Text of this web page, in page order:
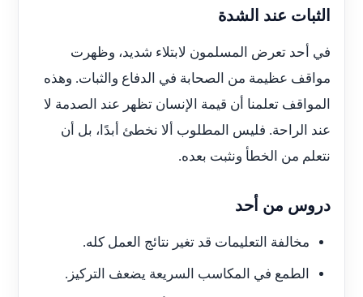
الثبات عند الشدة
في أحد تعرض المسلمون لابتلاء شديد، وظهرت
مواقف عظيمة من الصحابة في الدفاع والثبات. وهذه
المواقف تعلمنا أن قيمة الإنسان تظهر عند الصدمة لا
عند الراحة. فليس المطلوب ألا نخطئ أبدًا، بل أن
نتعلم من الخطأ ونثبت بعده.
دروس من أحد
مخالفة التعليمات قد تغير نتائج العمل كله.
الطمع في المكاسب السريعة يضعف التركيز.